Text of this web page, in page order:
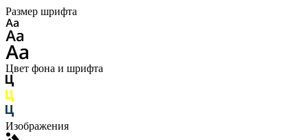
Размер шрифта
Цвет фона и шрифта
Изображения